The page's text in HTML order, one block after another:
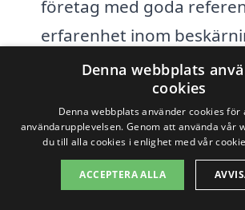
företag med goda
erfarenhet inom
Tjänsteutbud:
företaget erbjuder
tjänster, såsom
stubbfräsning och
Denna webbplats
cookies
Denna webbplats använder cookies
användarupplevelsen. Genom att använda vår
du till alla cookies i enlighet med vår
ACCEPTERA ALLA